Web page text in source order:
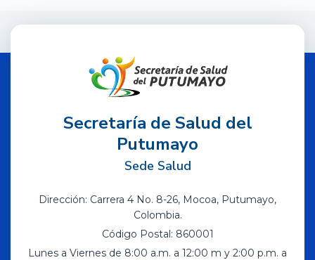
Secretaría de Salud del
Putumayo
Sede Salud
Dirección: Carrera 4 No. 8-26, Mocoa, Putumayo,
Colombia.
Código Postal: 860001
Lunes a Viernes de 8:00 a.m. a 12:00 m y 2:00 p.m. a